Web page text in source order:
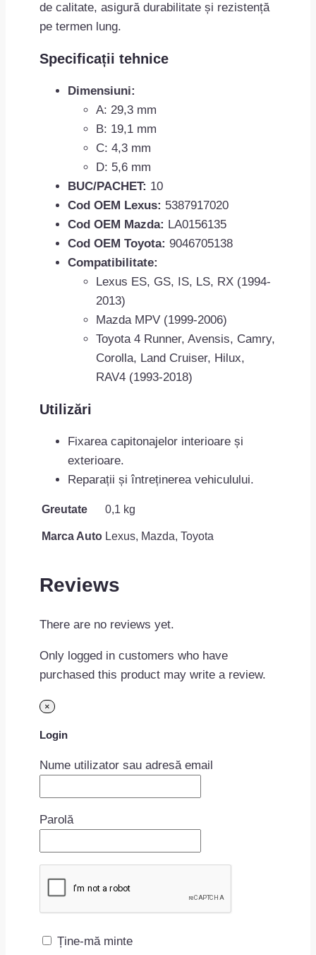
de calitate, asigură durabilitate și rezistență
pe termen lung.
Specificații tehnice
Dimensiuni:
A: 29,3 mm
B: 19,1 mm
C: 4,3 mm
D: 5,6 mm
BUC/PACHET: 10
Cod OEM Lexus: 5387917020
Cod OEM Mazda: LA0156135
Cod OEM Toyota: 9046705138
Compatibilitate:
Lexus ES, GS, IS, LS, RX (1994-
2013)
Mazda MPV (1999-2006)
Toyota 4 Runner, Avensis, Camry,
Corolla, Land Cruiser, Hilux,
RAV4 (1993-2018)
Utilizări
Fixarea capitonajelor interioare și
exterioare.
Reparații și întreținerea vehiculului.
Greutate 0,1 kg
Marca Auto Lexus, Mazda, Toyota
Reviews
There are no reviews yet.
Only logged in customers who have
purchased this product may write a review.
×
Login
Nume utilizator sau adresă email
Parolă
Ține-mă minte